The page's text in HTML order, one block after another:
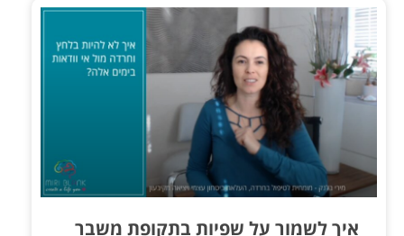
איך לשמור על שפיות בתקופת משבר